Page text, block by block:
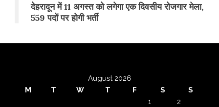
​देहरादून में 11 अगस्त को लगेगा एक दिवसीय रोजगार मेला,
559 पदों पर होगी भर्ती
August 2026
M
T W T F S
S
1
2